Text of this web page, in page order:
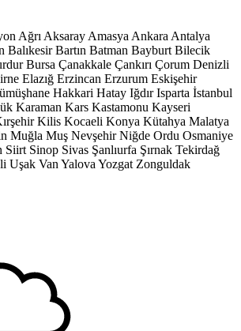
Ağrı Aksaray Amasya Ankara Antalya
Balıkesir Bartın Batman Bayburt Bilecik
Bursa Çanakkale Çankırı Çorum Denizli
Elazığ Erzincan Erzurum Eskişehir
Hakkari Hatay Iğdır Isparta İstanbul
Karaman Kars Kastamonu Kayseri
Kilis Kocaeli Konya Kütahya Malatya
Muğla Muş Nevşehir Niğde Ordu Osmaniye
Siirt Sinop Sivas Şanlıurfa Şırnak Tekirdağ
Uşak Van Yalova Yozgat Zonguldak